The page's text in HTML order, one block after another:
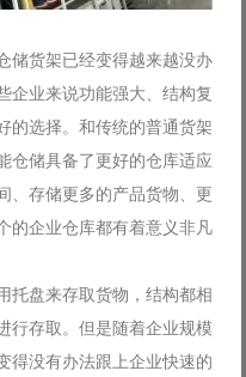
储货架已经变得越来越没办
企业来说功能强大、结构复
的选择。和传统的普通货架
仓储具备了更好的仓库适应
、存储更多的产品货物、更
的企业仓库都有着意义非凡
托盘来存取货物，结构都相
行存取。但是随着企业规模
得没有办法跟上企业快速的